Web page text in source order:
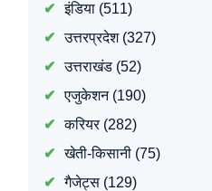
इंडिया(511)
उत्तरप्रदेश(327)
उत्तराखंड(52)
एजुकेशन(190)
करियर(282)
खेती-किसानी(75)
गैजेट्स(129)